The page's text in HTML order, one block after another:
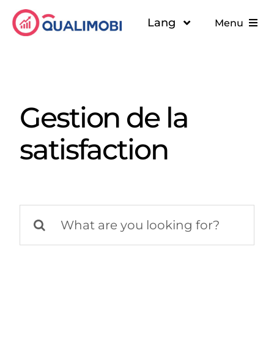
Passer
au
Menu
Ressources
Lang
Gestion de la
satisfaction